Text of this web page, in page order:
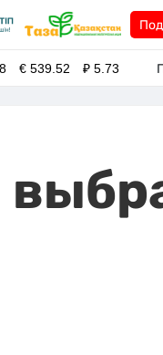
€539.52 ₽5.73